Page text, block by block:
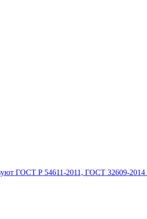
ГОСТ Р 54611-2011, ГОСТ 32609-